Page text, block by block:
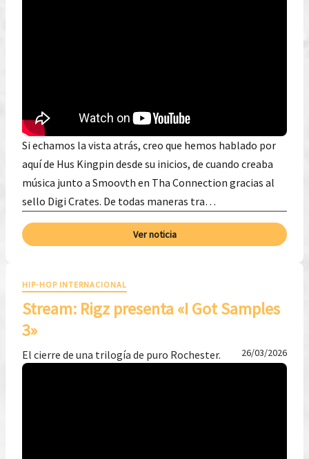
Si echamos la vista atrás, creo que hemos hablado por
aquí de Hus Kingpin desde su inicios, de cuando creaba
música junto a Smoovth en Tha Connection gracias al
sello Digi Crates. De todas maneras tra…
Ver noticia
HIP-HOP INTERNACIONAL
Stream: Rigz presenta «I Got Samples
3»
El cierre de una trilogía de puro Rochester. 26/03/2026